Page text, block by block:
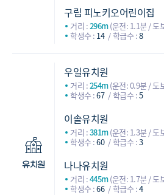
구립 피노키오어린이집
거리 :296m(운전: 1.1분 / 도
학생수 : 14 학급수 :8
유치원
우일유치원
거리 :254m(운전: 0.9분 / 도
학생수 :67 학급수 :5
이솔유치원
거리 :381m(운전: 1.3분 / 도
학생수 :60 학급수 :3
나나유치원
거리 :445m(운전: 1.7분 / 도
학생수 :66 학급수 :4